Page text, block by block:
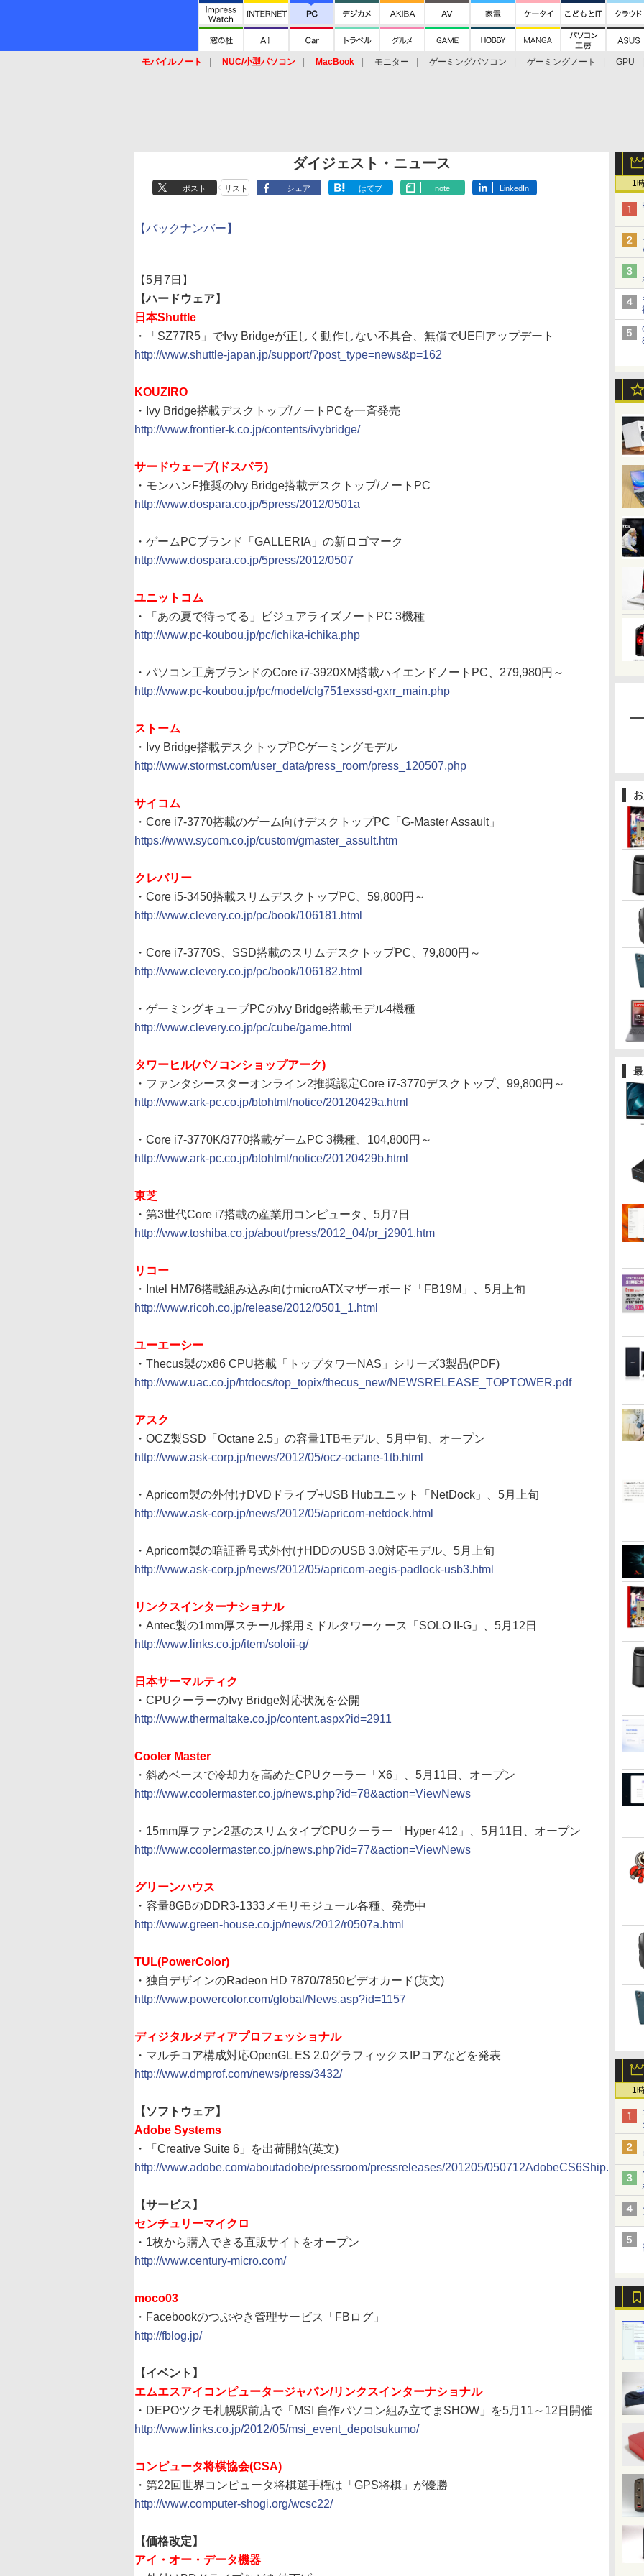
モバイルノート NUC/小型パソコン MacBook モニター ゲーミングパソコン ゲーミングノート
GPU
1
1
ダイジェスト・ニュース
ポスト リスト シェア はてブ note LinkedIn
【バックナンバー】
【5月7日】
【ハードウェア】
日本Shuttle
・「SZ77R5」でIvy Bridgeが正しく動作しない不具合、無償でUEFIアップデート
http://www.shuttle-japan.jp/support/?post_type=news&p=162
KOUZIRO
・Ivy Bridge搭載デスクトップ/ノートPCを一斉発売
http://www.frontier-k.co.jp/contents/ivybridge/
サードウェーブ(ドスパラ)
・モンハンF推奨のIvy Bridge搭載デスクトップ/ノートPC
http://www.dospara.co.jp/5press/2012/0501a
・ゲームPCブランド「GALLERIA」の新ロゴマーク
http://www.dospara.co.jp/5press/2012/0507
ユニットコム
・「あの夏で待ってる」ビジュアライズノートPC 3機種
http://www.pc-koubou.jp/pc/ichika-ichika.php
・パソコン工房ブランドのCore i7-3920XM搭載ハイエンドノートPC、279,980円～
http://www.pc-koubou.jp/pc/model/clg751exssd-gxrr_main.php
ストーム
・Ivy Bridge搭載デスクトップPCゲーミングモデル
http://www.stormst.com/user_data/press_room/press_120507.php
サイコム
・Core i7-3770搭載のゲーム向けデスクトップPC「G-Master Assault」
https://www.sycom.co.jp/custom/gmaster_assult.htm
クレバリー
・Core i5-3450搭載スリムデスクトップPC、59,800円～
http://www.clevery.co.jp/pc/book/106181.html
・Core i7-3770S、SSD搭載のスリムデスクトップPC、79,800円～
http://www.clevery.co.jp/pc/book/106182.html
・ゲーミングキューブPCのIvy Bridge搭載モデル4機種
http://www.clevery.co.jp/pc/cube/game.html
タワーヒル(パソコンショップアーク)
・ファンタシースターオンライン2推奨認定Core i7-3770デスクトップ、99,800円～
http://www.ark-pc.co.jp/btohtml/notice/20120429a.html
・Core i7-3770K/3770搭載ゲームPC 3機種、104,800円～
http://www.ark-pc.co.jp/btohtml/notice/20120429b.html
東芝
・第3世代Core i7搭載の産業用コンピュータ、5月7日
http://www.toshiba.co.jp/about/press/2012_04/pr_j2901.htm
リコー
・Intel HM76搭載組み込み向けmicroATXマザーボード「FB19M」、5月上旬
http://www.ricoh.co.jp/release/2012/0501_1.html
ユーエーシー
・Thecus製のx86 CPU搭載「トップタワーNAS」シリーズ3製品(PDF)
http://www.uac.co.jp/htdocs/top_topix/thecus_new/NEWSRELEASE_TOPTOWER.pdf
アスク
・OCZ製SSD「Octane 2.5」の容量1TBモデル、5月中旬、オープン
http://www.ask-corp.jp/news/2012/05/ocz-octane-1tb.html
・Apricorn製の外付けDVDドライブ+USB Hubユニット「NetDock」、5月上旬
http://www.ask-corp.jp/news/2012/05/apricorn-netdock.html
・Apricorn製の暗証番号式外付けHDDのUSB 3.0対応モデル、5月上旬
http://www.ask-corp.jp/news/2012/05/apricorn-aegis-padlock-usb3.html
リンクスインターナショナル
・Antec製の1mm厚スチール採用ミドルタワーケース「SOLO II-G」、5月12日
http://www.links.co.jp/item/soloii-g/
日本サーマルティク
・CPUクーラーのIvy Bridge対応状況を公開
http://www.thermaltake.co.jp/content.aspx?id=2911
Cooler Master
・斜めベースで冷却力を高めたCPUクーラー「X6」、5月11日、オープン
http://www.coolermaster.co.jp/news.php?id=78&action=ViewNews
・15mm厚ファン2基のスリムタイプCPUクーラー「Hyper 412」、5月11日、オープン
http://www.coolermaster.co.jp/news.php?id=77&action=ViewNews
グリーンハウス
・容量8GBのDDR3-1333メモリモジュール各種、発売中
http://www.green-house.co.jp/news/2012/r0507a.html
TUL(PowerColor)
・独自デザインのRadeon HD 7870/7850ビデオカード(英文)
http://www.powercolor.com/global/News.asp?id=1157
ディジタルメディアプロフェッショナル
・マルチコア構成対応OpenGL ES 2.0グラフィックスIPコアなどを発表
http://www.dmprof.com/news/press/3432/
【ソフトウェア】
Adobe Systems
・「Creative Suite 6」を出荷開始(英文)
http://www.adobe.com/aboutadobe/pressroom/pressreleases/201205/050712AdobeCS6Ship.html
【サービス】
センチュリーマイクロ
・1枚から購入できる直販サイトをオープン
http://www.century-micro.com/
moco03
・Facebookのつぶやき管理サービス「FBログ」
http://fblog.jp/
【イベント】
エムエスアイコンピュータージャパン/リンクスインターナショナル
・DEPOツクモ札幌駅前店で「MSI 自作パソコン組み立てまSHOW」を5月11～12日開催
http://www.links.co.jp/2012/05/msi_event_depotsukumo/
コンピュータ将棋協会(CSA)
・第22回世界コンピュータ将棋選手権は「GPS将棋」が優勝
http://www.computer-shogi.org/wcsc22/
【価格改定】
アイ・オー・データ機器